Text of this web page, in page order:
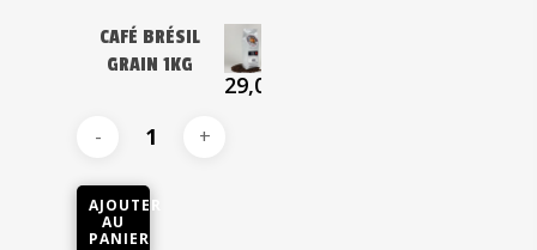
29,00
CAFÉ BRÉSIL
GRAIN 1KG
AJOUTER
AU
PANIER